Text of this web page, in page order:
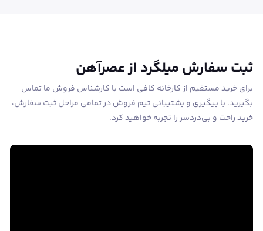
ثبت سفارش میلگرد از عصرآهن
برای خرید مستقیم از کارخانه کافی است با کارشناس فروش ما تماس
بگیرید. با پیگیری و پشتیبانی تیم فروش در تمامی مراحل ثبت سفارش،
خرید راحت و بی‌دردسر را تجربه خواهید کرد.